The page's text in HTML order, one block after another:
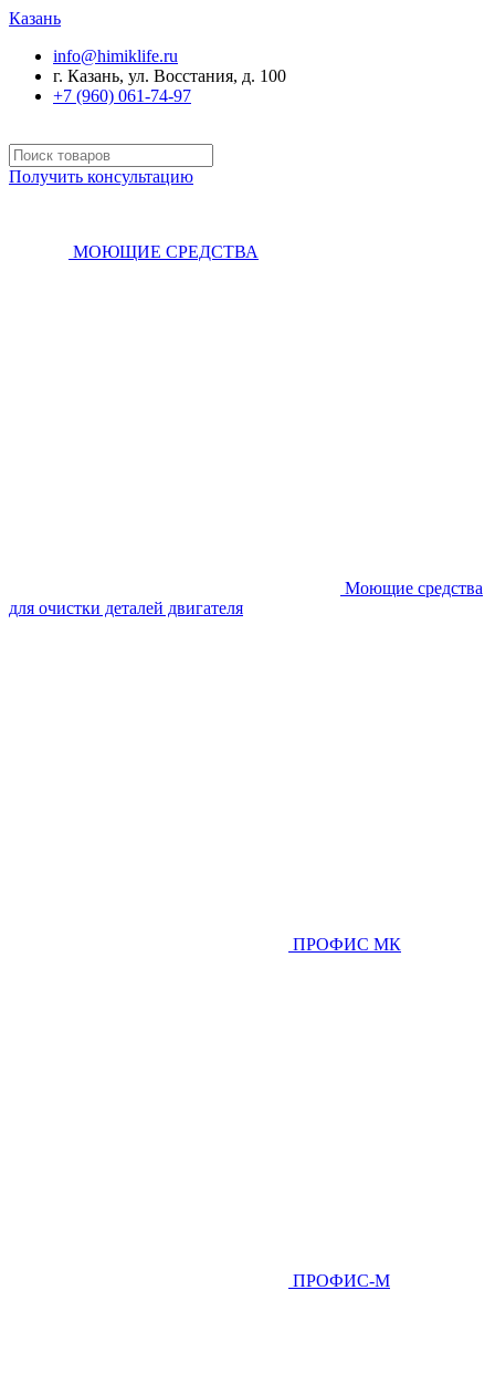
Казань
info@himiklife.ru
г. Казань, ул. Восстания, д. 100
+7 (960) 061-74-97
Получить консультацию
МОЮЩИЕ СРЕДСТВА
Моющие средства
для очистки деталей двигателя
ПРОФИС МК
ПРОФИС-М